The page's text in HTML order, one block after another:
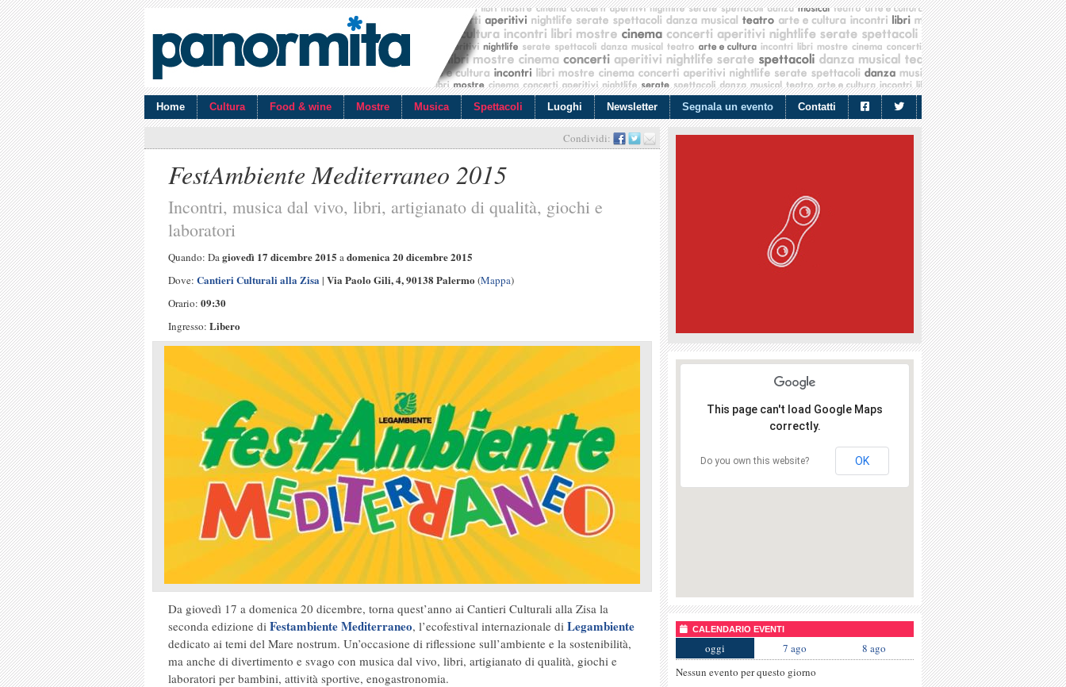
Home Cultura Food & wine Mostre Musica Spettacoli Luoghi Newsletter Segnala un evento Contatti
Condividi:
FestAmbiente Mediterraneo 2015
Incontri, musica dal vivo, libri, artigianato di qualità, giochi e
laboratori
Quando: Dagiovedì 17 dicembre 2015 adomenica 20 dicembre 2015
Dove: Cantieri Culturali alla Zisa | Via Paolo Gili, 4, 90138 Palermo (Mappa)
Orario: 09:30
Ingresso: Libero
Da giovedì 17 a domenica 20 dicembre, torna quest’anno ai Cantieri Culturali alla Zisa la
seconda edizione di Festambiente Mediterraneo, l’ecofestival internazionale di Legambiente
dedicato ai temi del Mare nostrum. Un’occasione di riflessione sull’ambiente e la sostenibilità,
ma anche di divertimento e svago con musica dal vivo, libri, artigianato di qualità, giochi e
laboratori per bambini, attività sportive, enogastronomia.
This page can't load Google Maps
correctly.
Do you own this website? OK
CALENDARIO EVENTI
oggi 7 ago
8 ago
Nessun evento per questo giorno